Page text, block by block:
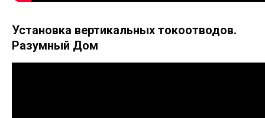
Установка вертикальных токоотводов.
Разумный Дом